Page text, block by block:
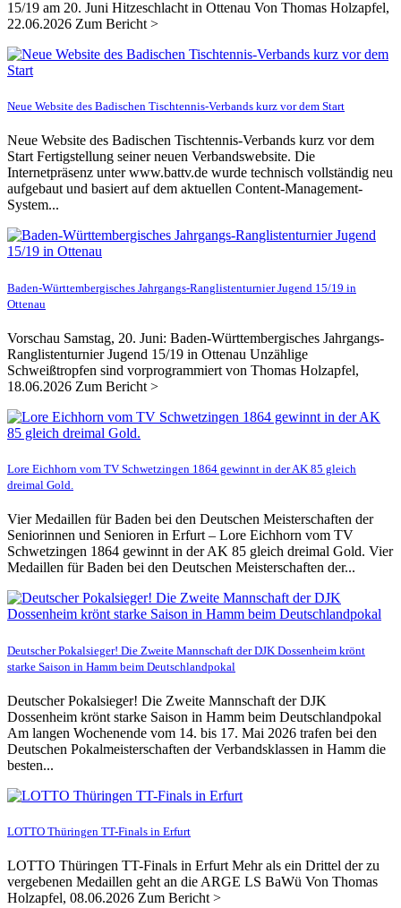
15/19 am 20. Juni Hitzeschlacht in Ottenau Von Thomas Holzapfel,
22.06.2026 Zum Bericht >
Neue Website des Badischen Tischtennis-Verbands kurz vor dem Start
Neue Website des Badischen Tischtennis-Verbands kurz vor dem
Start Fertigstellung seiner neuen Verbandswebsite. Die
Internetpräsenz unter www.battv.de wurde technisch vollständig neu
aufgebaut und basiert auf dem aktuellen Content-Management-
System...
Baden-Württembergisches Jahrgangs-Ranglistenturnier Jugend 15/19 in
Ottenau
Vorschau Samstag, 20. Juni: Baden-Württembergisches Jahrgangs-
Ranglistenturnier Jugend 15/19 in Ottenau Unzählige
Schweißtropfen sind vorprogrammiert von Thomas Holzapfel,
18.06.2026 Zum Bericht >
Lore Eichhorn vom TV Schwetzingen 1864 gewinnt in der AK 85 gleich
dreimal Gold.
Vier Medaillen für Baden bei den Deutschen Meisterschaften der
Seniorinnen und Senioren in Erfurt – Lore Eichhorn vom TV
Schwetzingen 1864 gewinnt in der AK 85 gleich dreimal Gold. Vier
Medaillen für Baden bei den Deutschen Meisterschaften der...
Deutscher Pokalsieger! Die Zweite Mannschaft der DJK Dossenheim krönt
starke Saison in Hamm beim Deutschlandpokal
Deutscher Pokalsieger! Die Zweite Mannschaft der DJK
Dossenheim krönt starke Saison in Hamm beim Deutschlandpokal
Am langen Wochenende vom 14. bis 17. Mai 2026 trafen bei den
Deutschen Pokalmeisterschaften der Verbandsklassen in Hamm die
besten...
LOTTO Thüringen TT-Finals in Erfurt
LOTTO Thüringen TT-Finals in Erfurt Mehr als ein Drittel der zu
vergebenen Medaillen geht an die ARGE LS BaWü Von Thomas
Holzapfel, 08.06.2026 Zum Bericht >